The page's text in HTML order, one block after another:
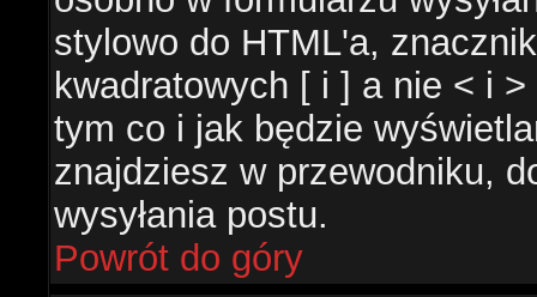
stylowo do HTML'a,
kwadratowych [ i ] a nie < i
tym co i jak będzie
znajdziesz w przewodniku,
wysyłania postu.
Powrót do góry